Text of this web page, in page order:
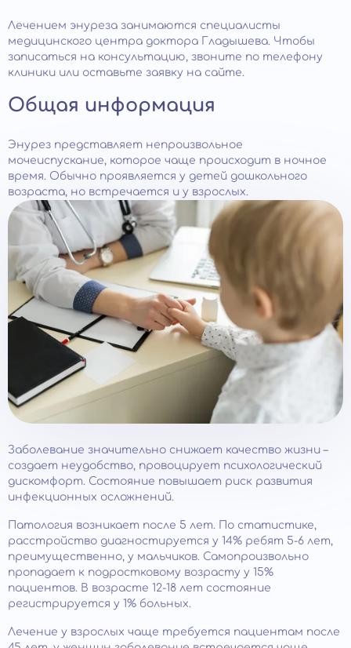
Лечением энуреза занимаются специалисты
медицинского центра доктора Гладышева. Чтобы
записаться на консультацию, звоните по телефону
клиники или оставьте заявку на сайте.
Общая информация
Энурез представляет непроизвольное
мочеиспускание, которое чаще происходит в ночное
время. Обычно проявляется у детей дошкольного
возраста, но встречается и у взрослых.
Заболевание значительно снижает качество жизни –
создает неудобство, провоцирует психологический
дискомфорт. Состояние повышает риск развития
инфекционных осложнений.
Патология возникает после 5 лет. По статистике,
расстройство диагностируется у 14% ребят 5-6 лет,
преимущественно, у мальчиков. Самопроизвольно
пропадает к подростковому возрасту у 15%
пациентов. В возрасте 12-18 лет состояние
регистрируется у 1% больных.
Лечение у взрослых чаще требуется пациентам после